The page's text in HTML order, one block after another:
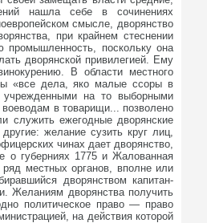
нашла себе в сочинениях
смысле, дворянство
при крайнем стеснении
поскольку она
дворянской привилегией. Ему
В области местного
«все дела, яко малые ссоры в
на то выборными
в товарищи... позволено
служить ежегодные дворянские
желание сузить круг лиц,
чинах дает дворянство,
о губерниях 1775 и Жалованная
местных органов, вполне или
дворянством капитан-
Желаниям дворянства получить
политическое право — право
на действия которой